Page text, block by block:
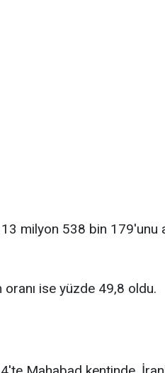
milyon 538 bin 179'unu
oranı ise yüzde 49,8 oldu.